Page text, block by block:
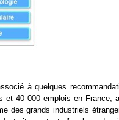
à quelques
et 40 000 emplois en
des grands industriels